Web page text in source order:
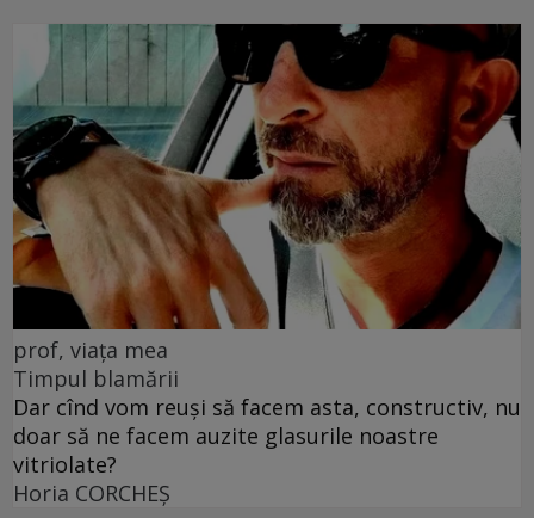
prof, viața mea
Timpul blamării
Dar cînd vom reuși să facem asta, constructiv, nu
doar să ne facem auzite glasurile noastre
vitriolate?
Horia CORCHEŞ